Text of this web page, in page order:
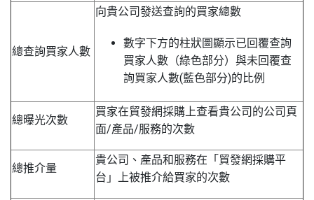
總查詢買家人數
向貴公司發送查詢的買家總數
數字下方的柱狀圖顯示已回覆查詢
買家人數（綠色部分）與未回覆查
詢買家人數(藍色部分)的比例
總曝光次數
買家在貿發網採購上查看貴公司的公司頁
面/產品/服務的次數
總推介量
貴公司、產品和服務在「貿發網採購平
台」上被推介給買家的次數